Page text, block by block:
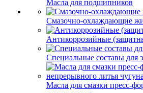
Масла для подшипников
Смазочно-охлаждающие
Антикоррозийные
Специальные составы для
Масла для смазки пресс-